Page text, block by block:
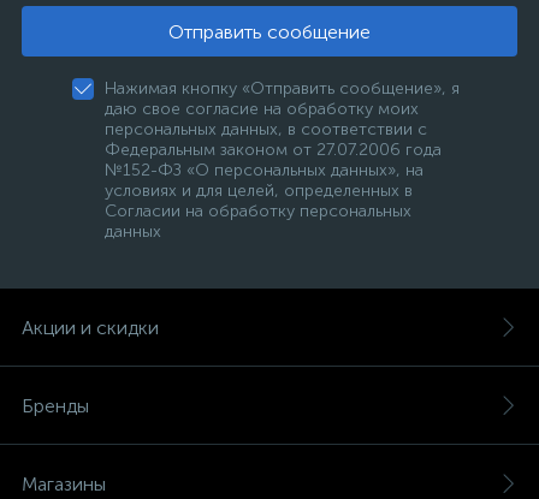
Отправить сообщение
Нажимая кнопку «Отправить сообщение», я
даю свое согласие на обработку моих
персональных данных, в соответствии с
Федеральным законом от 27.07.2006 года
№152-ФЗ «О персональных данных», на
условиях и для целей, определенных в
Согласии на обработку персональных
данных
Акции и скидки
Бренды
Магазины